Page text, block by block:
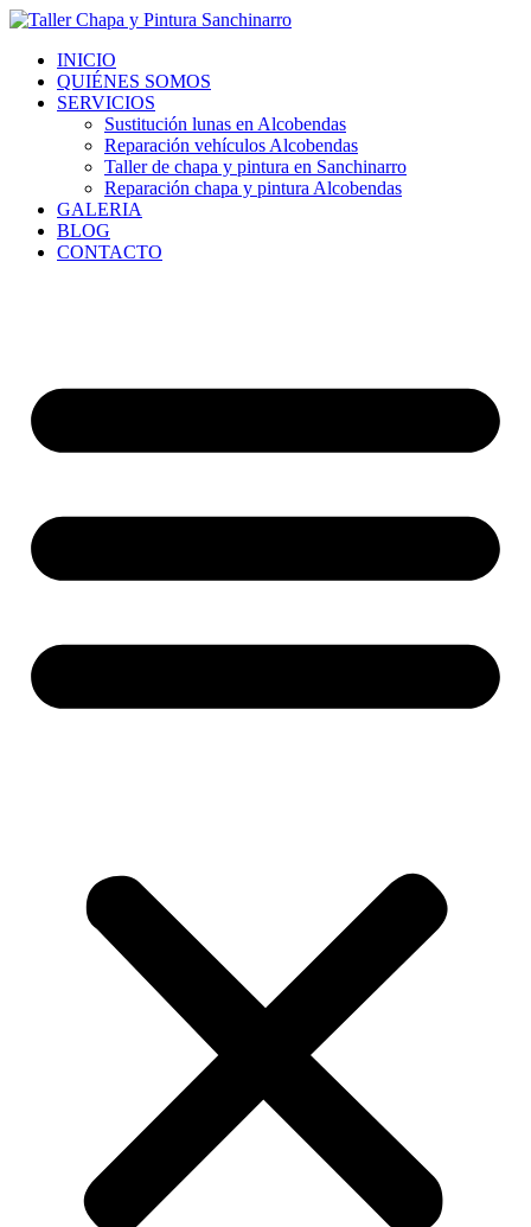
Ir
contenidoINICIO
QUIÉNES SOMOS
SERVICIOS
Sustitución lunas en Alcobendas
Reparación vehículos Alcobendas
Taller de chapa y pintura en Sanchinarro
Reparación chapa y pintura Alcobendas
GALERIA
BLOG
CONTACTO